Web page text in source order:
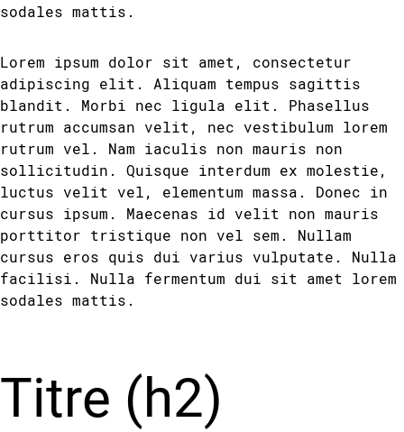
sodales mattis.
Lorem ipsum dolor sit amet, consectetur
adipiscing elit. Aliquam tempus sagittis
blandit. Morbi nec ligula elit. Phasellus
rutrum accumsan velit, nec vestibulum lorem
rutrum vel. Nam iaculis non mauris non
sollicitudin. Quisque interdum ex molestie,
luctus velit vel, elementum massa. Donec in
cursus ipsum. Maecenas id velit non mauris
porttitor tristique non vel sem. Nullam
cursus eros quis dui varius vulputate. Nulla
facilisi. Nulla fermentum dui sit amet lorem
sodales mattis.
Titre (h2)